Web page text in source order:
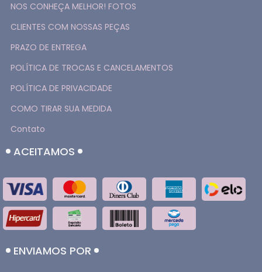
NOS CONHEÇA MELHOR! FOTOS
CLIENTES COM NOSSAS PEÇAS
PRAZO DE ENTREGA
POLÍTICA DE TROCAS E CANCELAMENTOS
POLÍTICA DE PRIVACIDADE
COMO TIRAR SUA MEDIDA
Contato
ACEITAMOS
ENVIAMOS POR